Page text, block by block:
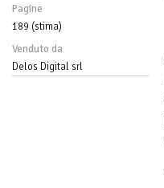
Pagine
189 (stima)
Venduto da
Delos Digital srl